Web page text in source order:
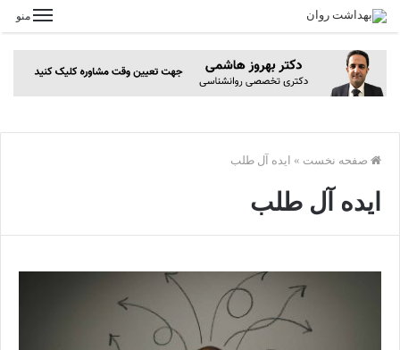
منو
صفحه نخست » ایده آل طلب
ایده آل طلب